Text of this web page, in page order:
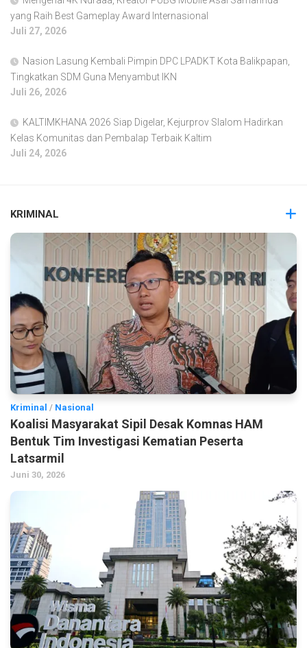
yang Raih Best Gameplay Award Internasional
Juli 27, 2026
Nasion Lasung Kembali Pimpin DPC LPADKT Kota Balikpapan,
Tingkatkan SDM Guna Menyambut IKN
Juli 26, 2026
KALTIMKHANA 2026 Siap Digelar, Kejurprov Slalom Hadirkan
Kelas Komunitas dan Pembalap Terbaik Kaltim
Juli 24, 2026
KRIMINAL
Kriminal / Nasional
Koalisi Masyarakat Sipil Desak Komnas HAM
Bentuk Tim Investigasi Kematian Peserta
Latsarmil
Juni 30, 2026